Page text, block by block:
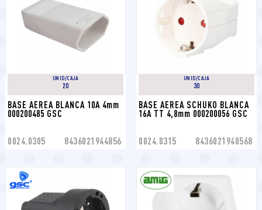
UNID/CAJA
20
BASE AEREA BLANCA 10A 4mm
000200485 GSC
0024.0305 8436021944856
UNID/CAJA
30
BASE AEREA SCHUKO BLANCA
16A TT 4,8mm 000200056 GSC
0024.0315 8436021940568